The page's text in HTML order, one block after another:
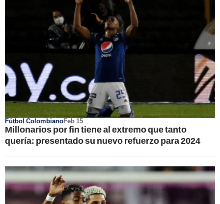
Fútbol ColombianoFeb 15
Millonarios por fin tiene al extremo que tanto
quería: presentado su nuevo refuerzo para 2024